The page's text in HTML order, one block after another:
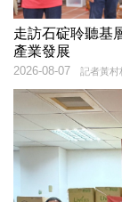
走訪石碇聆聽基
產業發展
記者黃村
2026-08-07